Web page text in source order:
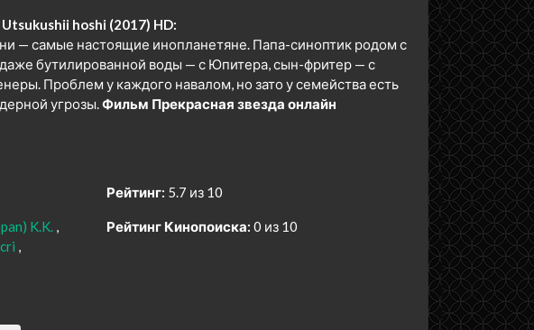
hoshi (2017) HD:
— самые настоящие инопланетяне. Папа-синоптик родом с
бутилированной воды — с Юпитера, сын-фритер — с
Проблем у каждого навалом, но зато у семейства есть
угрозы.Фильм Прекрасная звезда онлайн
K.K.
Рейтинг: 5.7 из 10
Рейтинг Кинопоиска: 0 из 10